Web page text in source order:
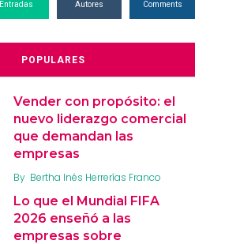
Entradas Autores Comments
POPULARES
Vender con propósito: el
nuevo liderazgo comercial
que demandan las
empresas
By Bertha Inés Herrerías Franco
Lo que el Mundial FIFA
2026 enseñó a las
empresas sobre